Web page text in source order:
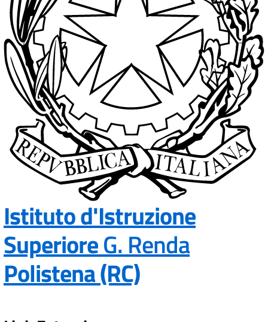
Istituto d'Istruzione
SuperioreG. Renda
Polistena (RC)— Visita la